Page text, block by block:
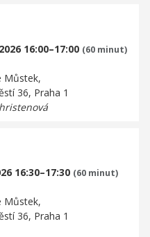
16:00–17:00 (60 minut)
Můstek,
36, Praha 1
16:30–17:30 (60 minut)
Můstek,
36, Praha 1